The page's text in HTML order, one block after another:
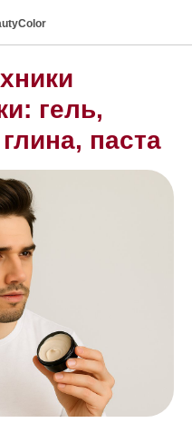
гель,
паста